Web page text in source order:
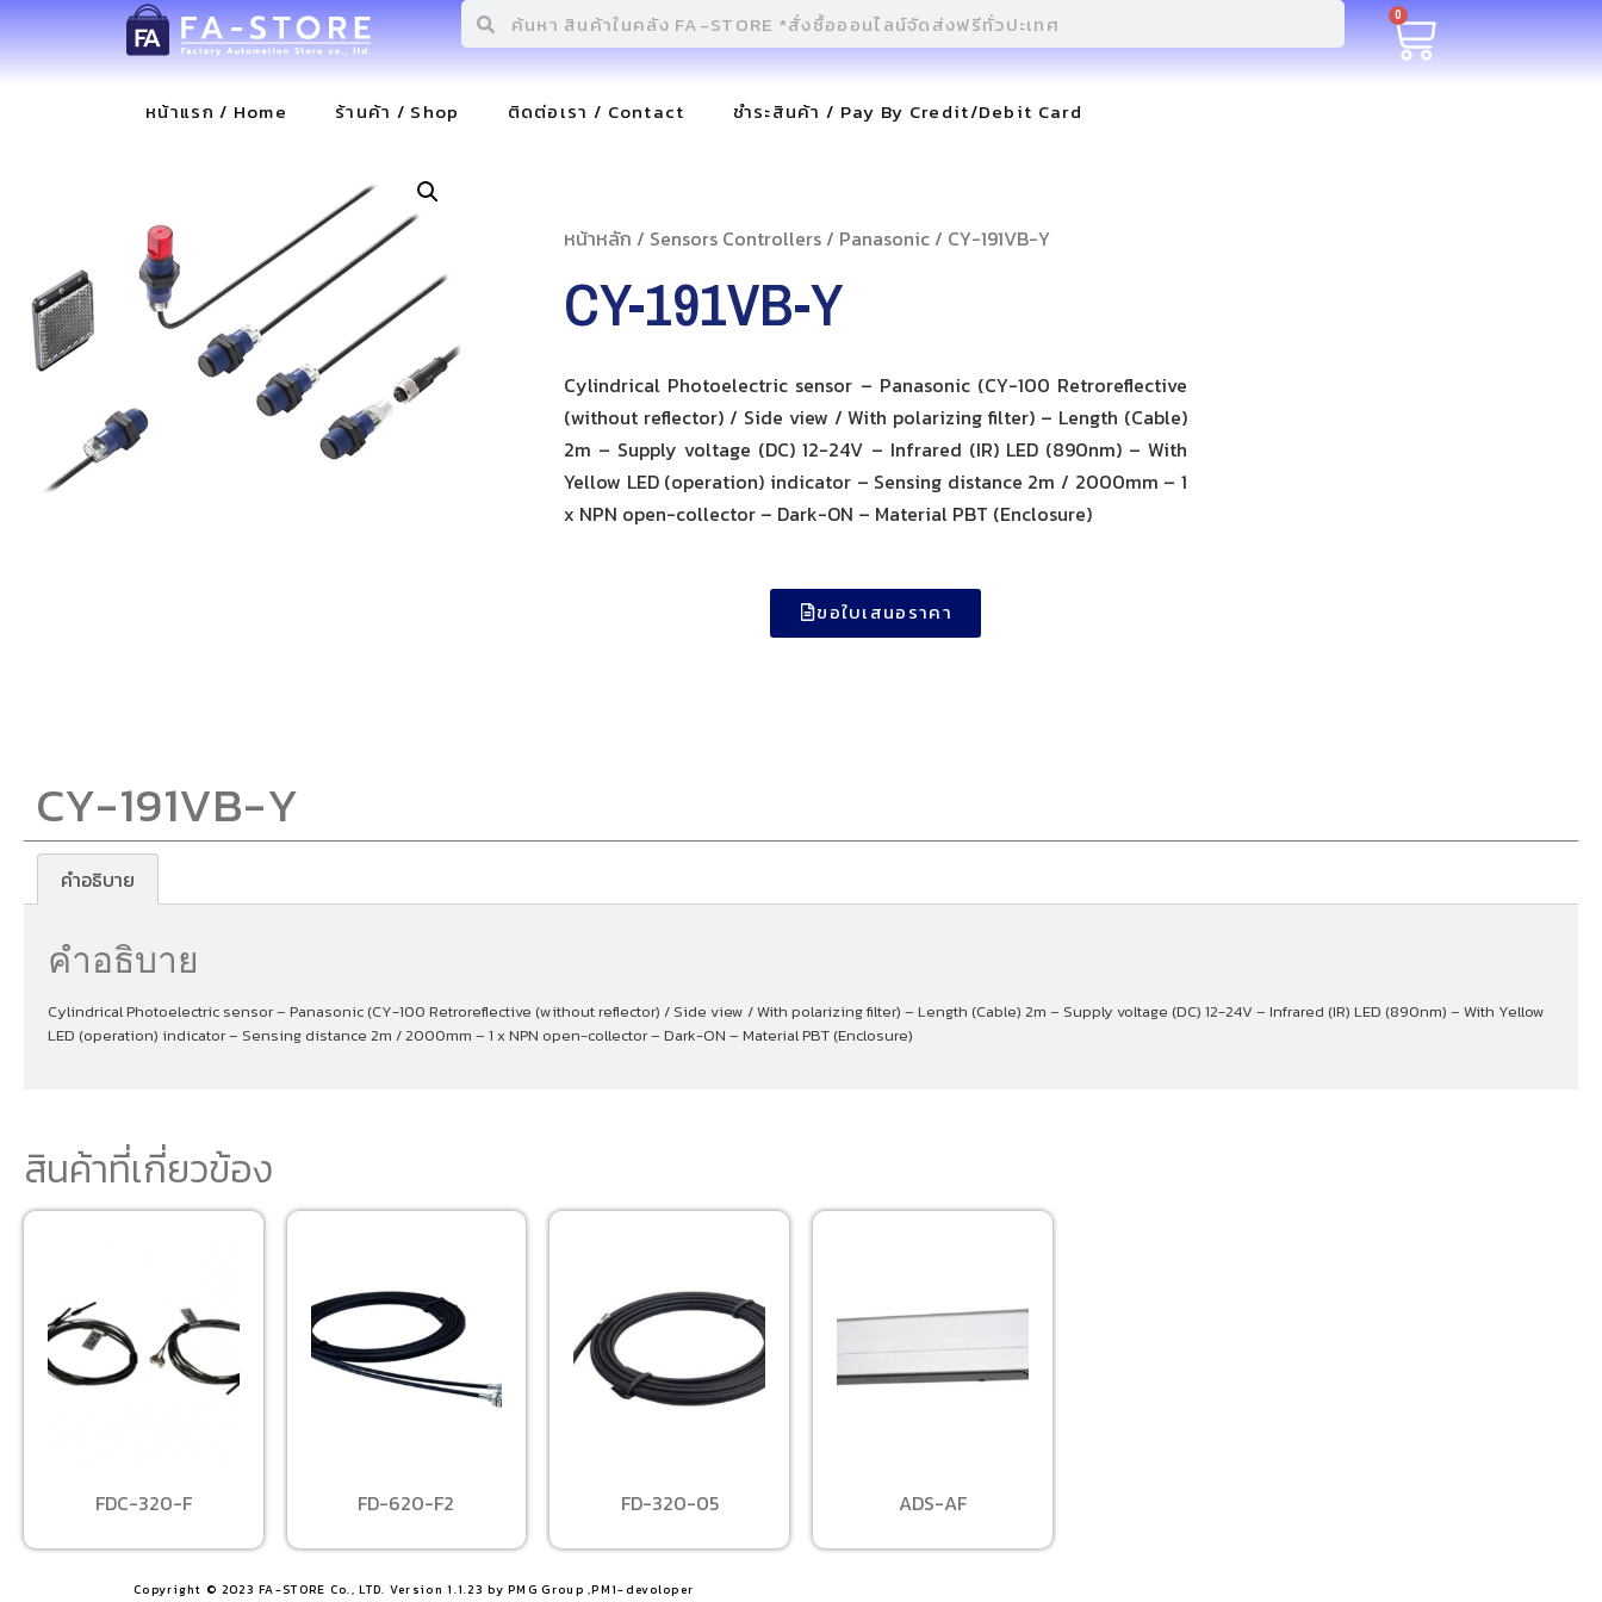
0
หน้าแรก / Home ร้านค้า / Shop ติดต่อเรา / Contact ชำระสินค้า / Pay By Credit/Debit Card
หน้าหลัก / Sensors Controllers / Panasonic / CY-191VB-Y
CY-191VB-Y
Cylindrical Photoelectric sensor – Panasonic (CY-100 Retroreflective
(without reflector) / Side view / With polarizing filter) – Length (Cable)
2m – Supply voltage (DC) 12-24V – Infrared (IR) LED (890nm) – With
Yellow LED (operation) indicator – Sensing distance 2m / 2000mm – 1
x NPN open-collector – Dark-ON – Material PBT (Enclosure)
ขอใบเสนอราคา
CY-191VB-Y
คำอธิบาย
คำอธิบาย
Cylindrical Photoelectric sensor – Panasonic (CY-100 Retroreflective (without reflector) / Side view / With polarizing filter) – Length (Cable) 2m – Supply voltage (DC) 12-24V – Infrared (IR) LED (890nm) – With Yellow
LED (operation) indicator – Sensing distance 2m / 2000mm – 1 x NPN open-collector – Dark-ON – Material PBT (Enclosure)
สินค้าที่เกี่ยวข้อง
FDC-320-F FD-620-F2 FD-320-05 ADS-AF
Copyright © 2023 FA-STORE Co., LTD. Version 1.1.23 by PMG Group ,PM1-devoloper​